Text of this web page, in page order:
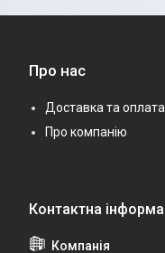
Про нас
Доставка та оплата
Про компанію